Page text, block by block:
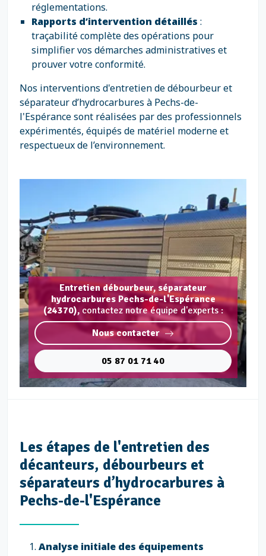
réglementations.
Rapports d’intervention détaillés :
traçabilité complète des opérations pour
simplifier vos démarches administratives et
prouver votre conformité.
Nos interventions d'entretien de débourbeur et
séparateur d’hydrocarbures à Pechs-de-
l'Espérance sont réalisées par des professionnels
expérimentés, équipés de matériel moderne et
respectueux de l’environnement.
Entretien débourbeur, séparateur
hydrocarbures Pechs-de-l'Espérance
(24370), contactez notre équipe d'experts :
Nous contacter
05 87 01 71 40
Les étapes de l'entretien des
décanteurs, débourbeurs et
séparateurs d’hydrocarbures à
Pechs-de-l'Espérance
Analyse initiale des équipements